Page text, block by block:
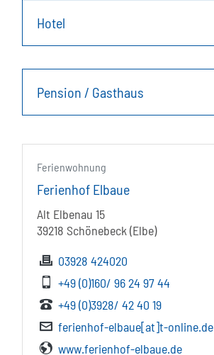
Hotel
Pension / Gasthaus
Ferienwohnung
Ferienhof Elbaue
Alt Elbenau 15
39218 Schönebeck (Elbe)
03928 424020
+49 (0)160/ 96 24 97 44
+49 (0)3928/ 42 40 19
ferienhof-elbaue[at]t-online.de
www.ferienhof-elbaue.de